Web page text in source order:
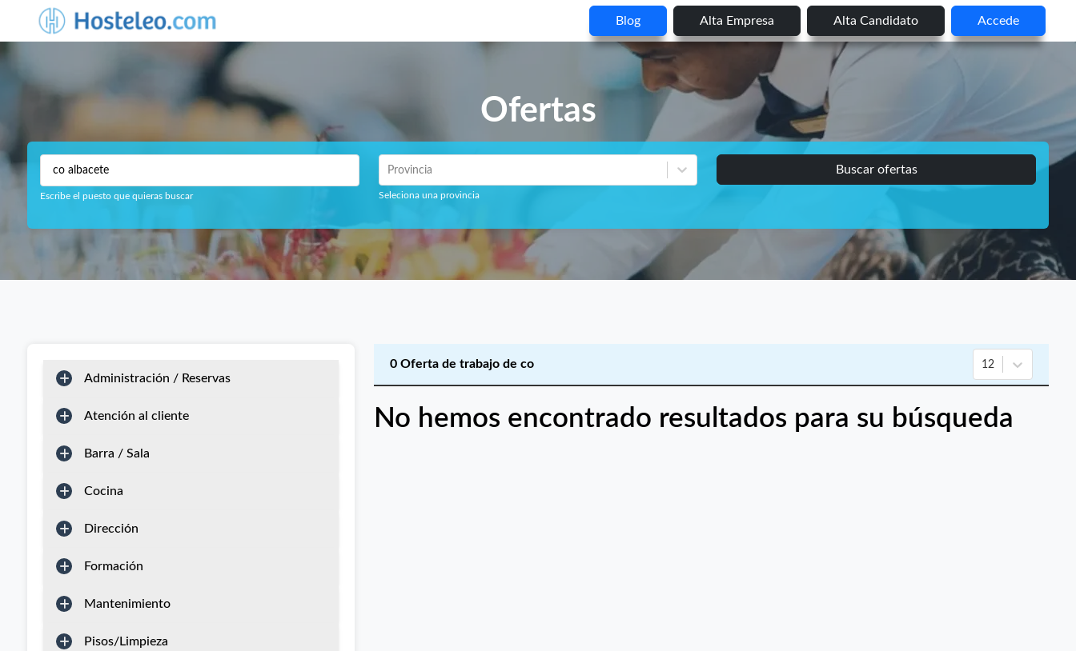
Blog Alta Empresa Alta Candidato Accede
Ofertas
Escribe el puesto que quieras buscar
Provincia
Seleciona una provincia
Buscar ofertas
Administración / Reservas
Atención al cliente
Barra / Sala
Cocina
Dirección
Formación
Mantenimiento
Pisos/Limpieza
0 Oferta de trabajo de co 12
No hemos encontrado resultados para su búsqueda